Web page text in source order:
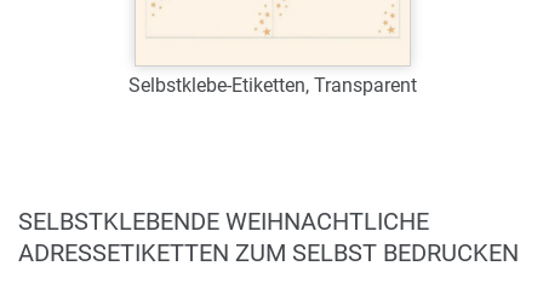
Selbstklebe-Etiketten, Transparent
Zum Merkzettel hinzufügen
SELBSTKLEBENDE WEIHNACHTLICHE
ADRESSETIKETTEN ZUM SELBST BEDRUCKEN